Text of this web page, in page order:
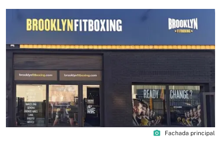
photo_camera Fachada principal